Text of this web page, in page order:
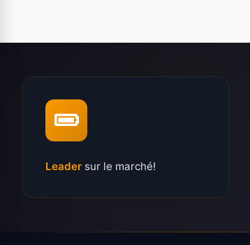
Leader sur le marché!